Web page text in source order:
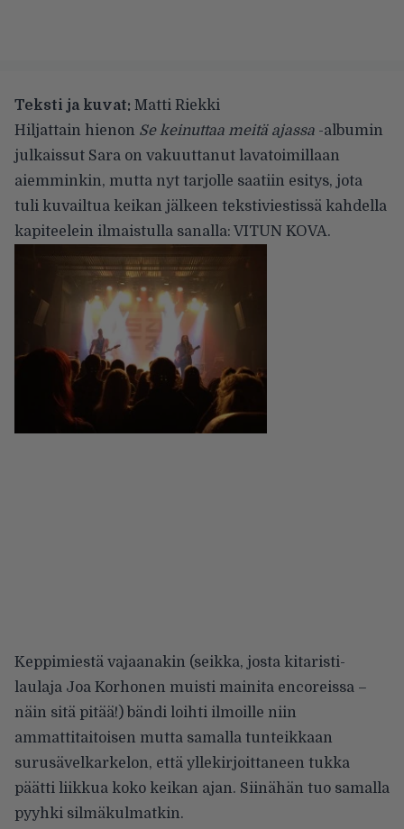
Teksti ja kuvat: Matti Riekki
Hiljattain hienon Se keinuttaa meitä ajassa -albumin
julkaissut Sara on vakuuttanut lavatoimillaan
aiemminkin, mutta nyt tarjolle saatiin esitys, jota
tuli kuvailtua keikan jälkeen tekstiviestissä kahdella
kapiteelein ilmaistulla sanalla: VITUN KOVA.
Keppimiestä vajaanakin (seikka, josta kitaristi-
laulaja Joa Korhonen muisti mainita encoreissa –
näin sitä pitää!) bändi loihti ilmoille niin
ammattitaitoisen mutta samalla tunteikkaan
surusävelkarkelon, että yllekirjoittaneen tukka
päätti liikkua koko keikan ajan. Siinähän tuo samalla
pyyhki silmäkulmatkin.